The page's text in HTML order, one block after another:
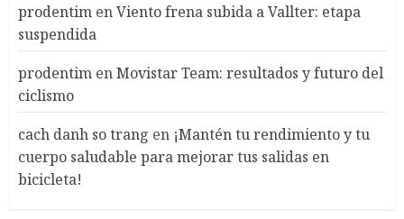
prodentim enViento frena subida a Vallter: etapa
suspendida
prodentim enMovistar Team: resultados y futuro del
ciclismo
cach danh so trang en ¡Mantén tu rendimiento y tu
cuerpo saludable para mejorar tus salidas en
bicicleta!